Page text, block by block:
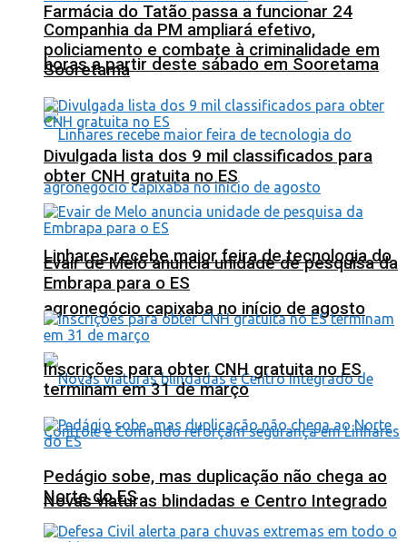
Farmácia do Tatão passa a funcionar 24
horas a partir deste sábado em Sooretama
Linhares recebe maior feira de tecnologia do
agronegócio capixaba no início de agosto
Novas viaturas blindadas e Centro Integrado
Companhia da PM ampliará efetivo,
policiamento e combate à criminalidade em
Sooretama
Divulgada lista dos 9 mil classificados para
obter CNH gratuita no ES
Evair de Melo anuncia unidade de pesquisa da
Embrapa para o ES
Inscrições para obter CNH gratuita no ES
terminam em 31 de março
Pedágio sobe, mas duplicação não chega ao
Norte do ES